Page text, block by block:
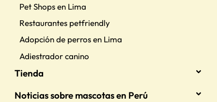
Pet Shops en Lima
Restaurantes petfriendly
Adopción de perros en Lima
Adiestrador canino
Tienda
Noticias sobre mascotas en Perú